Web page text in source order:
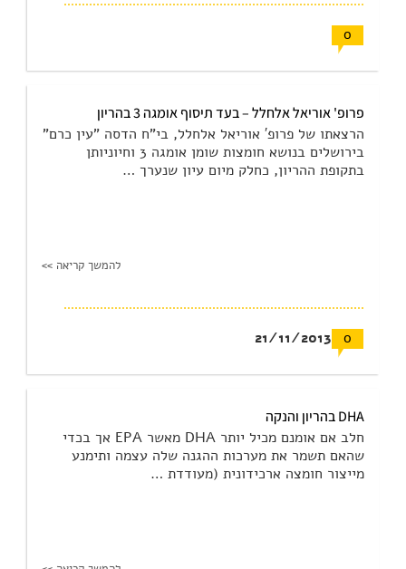
0
פרופ' אוריאל אלחלל – בעד תיסוף אומגה 3 בהריון
הרצאתו של פרופ′ אוריאל אלחלל, בי"ח הדסה "עין כרם"
בירושלים בנושא חומצות שומן אומגה 3 וחיוניותן
בתקופת ההריון, כחלק מיום עיון שנערך …
להמשך קריאה >>
0
21/11/2013
DHA בהריון והנקה
חלב אם אומנם מכיל יותר DHA מאשר EPA אך בכדי
שהאם תשמר את מערכות ההגנה שלה עצמה ותימנע
מייצור חומצה ארכידונית (מעודדת …